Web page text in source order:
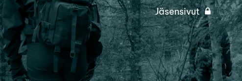
Jäsensivut